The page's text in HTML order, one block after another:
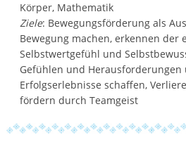
Körper, Mathematik
Ziele: Bewegungsförderung als
Bewegung machen, erkennen der
Selbstwertgefühl und
Gefühlen und Herausforderungen
Erfolgserlebnisse schaffen,
fördern durch Teamgeist